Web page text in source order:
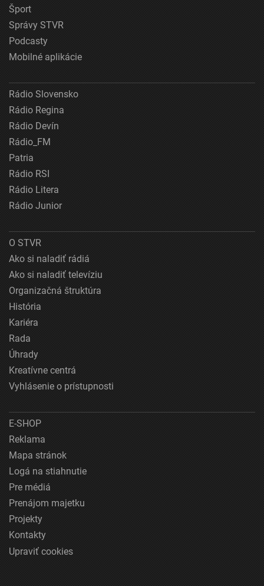
Šport
Správy STVR
Podcasty
Mobilné aplikácie
Rádio Slovensko
Rádio Regina
Rádio Devín
Rádio_FM
Patria
Rádio RSI
Rádio Litera
Rádio Junior
O STVR
Ako si naladiť rádiá
Ako si naladiť televíziu
Organizačná štruktúra
História
Kariéra
Rada
Úhrady
Kreatívne centrá
Vyhlásenie o prístupnosti
E-SHOP
Reklama
Mapa stránok
Logá na stiahnutie
Pre médiá
Prenájom majetku
Projekty
Kontakty
Upraviť cookies